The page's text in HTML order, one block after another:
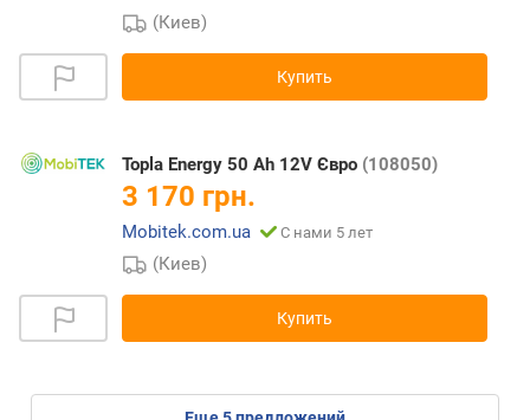
(Киев)
Купить
Topla Energy 50 Ah 12V Євро (108050)
3 170 грн.
Mobitek.com.ua С нами 5 лет
(Киев)
Купить